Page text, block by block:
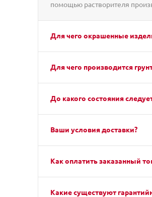
помощью растворителя
Для чего окрашенные
Для чего производится
До какого состояния
Ваши условия доставки?
Как оплатить заказанный
Какие существуют